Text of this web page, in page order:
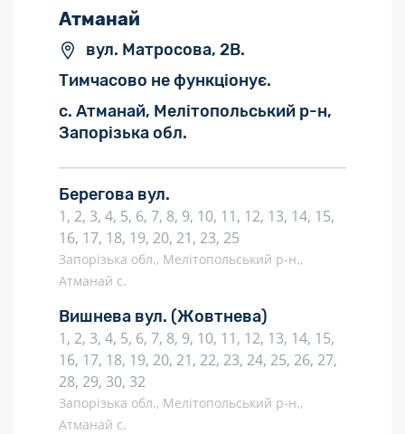
Атманай
вул. Матросова, 2В.
Тимчасово не функціонує.
с. Атманай, Мелітопольський р-н,
Запорізька обл.
Берегова вул.
1, 2, 3, 4, 5, 6, 7, 8, 9, 10, 11, 12, 13, 14, 15,
16, 17, 18, 19, 20, 21, 23, 25
Запорізька обл., Мелітопольський р-н.,
Атманай с.
Вишнева вул. (Жовтнева)
1, 2, 3, 4, 5, 6, 7, 8, 9, 10, 11, 12, 13, 14, 15,
16, 17, 18, 19, 20, 21, 22, 23, 24, 25, 26, 27,
28, 29, 30, 32
Запорізька обл., Мелітопольський р-н.,
Атманай с.